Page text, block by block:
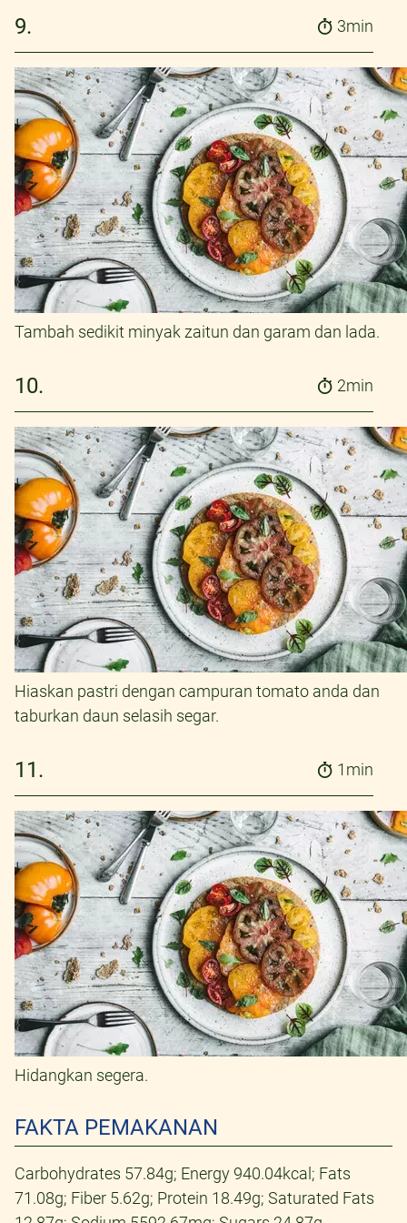
9. 3min
Tambah sedikit minyak zaitun dan garam dan lada.
10. 2min
Hiaskan pastri dengan campuran tomato anda dan
taburkan daun selasih segar.
11. 1min
Hidangkan segera.
FAKTA PEMAKANAN
Carbohydrates 57.84g; Energy 940.04kcal; Fats
71.08g; Fiber 5.62g; Protein 18.49g; Saturated Fats